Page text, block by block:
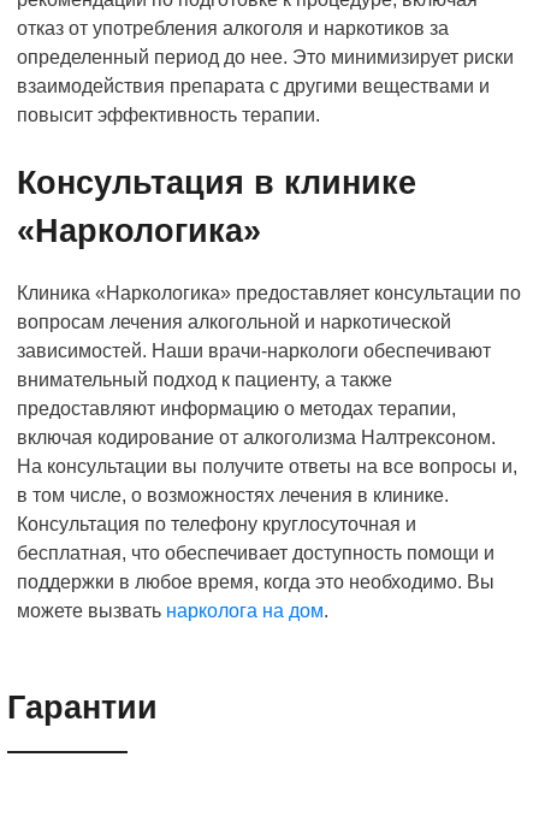
отказ от употребления алкоголя и наркотиков за
определенный период до нее. Это минимизирует риски
взаимодействия препарата с другими веществами и
повысит эффективность терапии.
Консультация в клинике
«Наркологика»
Клиника «Наркологика» предоставляет консультации по
вопросам лечения алкогольной и наркотической
зависимостей. Наши врачи-наркологи обеспечивают
внимательный подход к пациенту, а также
предоставляют информацию о методах терапии,
включая кодирование от алкоголизма Налтрексоном.
На консультации вы получите ответы на все вопросы и,
в том числе, о возможностях лечения в клинике.
Консультация по телефону круглосуточная и
бесплатная, что обеспечивает доступность помощи и
поддержки в любое время, когда это необходимо. Вы
можете вызвать нарколога на дом.
Гарантии